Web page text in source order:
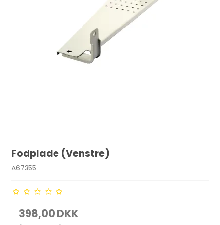
Fodplade (Venstre)
A67355
398,00 DKK